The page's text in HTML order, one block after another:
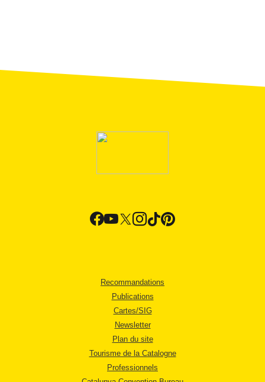
Recommandations
Publications
Cartes/SIG
Newsletter
Plan du site
Tourisme de la Catalogne
Professionnels